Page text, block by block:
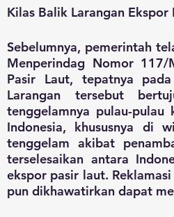
Kilas Balik Larangan Ekspor
Sebelumnya, pemerintah
Menperindag Nomor 117/
Pasir Laut, tepatnya
Larangan tersebut
tenggelamnya pulau-
Indonesia, khususnya di
tenggelam akibat
terselesaikan antara
ekspor pasir laut.
pun dikhawatirkan dapat